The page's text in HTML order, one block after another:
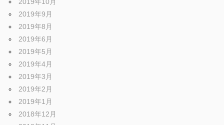
2019年9月
2019年8月
2019年6月
2019年5月
2019年4月
2019年3月
2019年2月
2019年1月
2018年12月